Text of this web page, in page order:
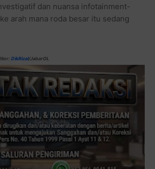
dan nuansa infotainment-
arah mana roda besar itu sedang
DikRizal/JabarOL